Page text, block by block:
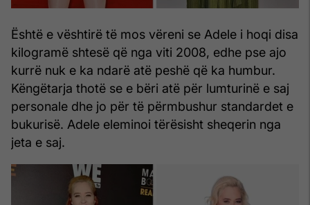
Është e vështirë të mos vëreni se Adele i hoqi disa
kilogramë shtesë që nga viti 2008, edhe pse ajo
kurrë nuk e ka ndarë atë peshë që ka humbur.
Këngëtarja thotë se e bëri atë për lumturinë e saj
personale dhe jo për të përmbushur standardet e
bukurisë. Adele eleminoi tërësisht sheqerin nga
jeta e saj.